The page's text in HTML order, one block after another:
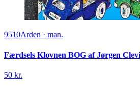
9510Arden · man.
Færdsels Klovnen BOG af Jørgen
50 kr.